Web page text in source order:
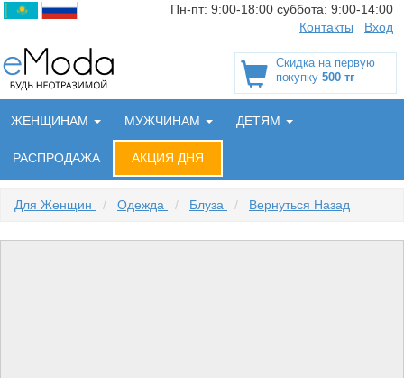
Пн-пт: 9:00-18:00 суббота: 9:00-14:00
Контакты
Вход
Скидка на первую
покупку 500 тг
ЖЕНЩИНАМ МУЖЧИНАМ ДЕТЯМ
РАСПРОДАЖА АКЦИЯ ДНЯ
Для Женщин / Одежда / Блуза / Вернуться Назад